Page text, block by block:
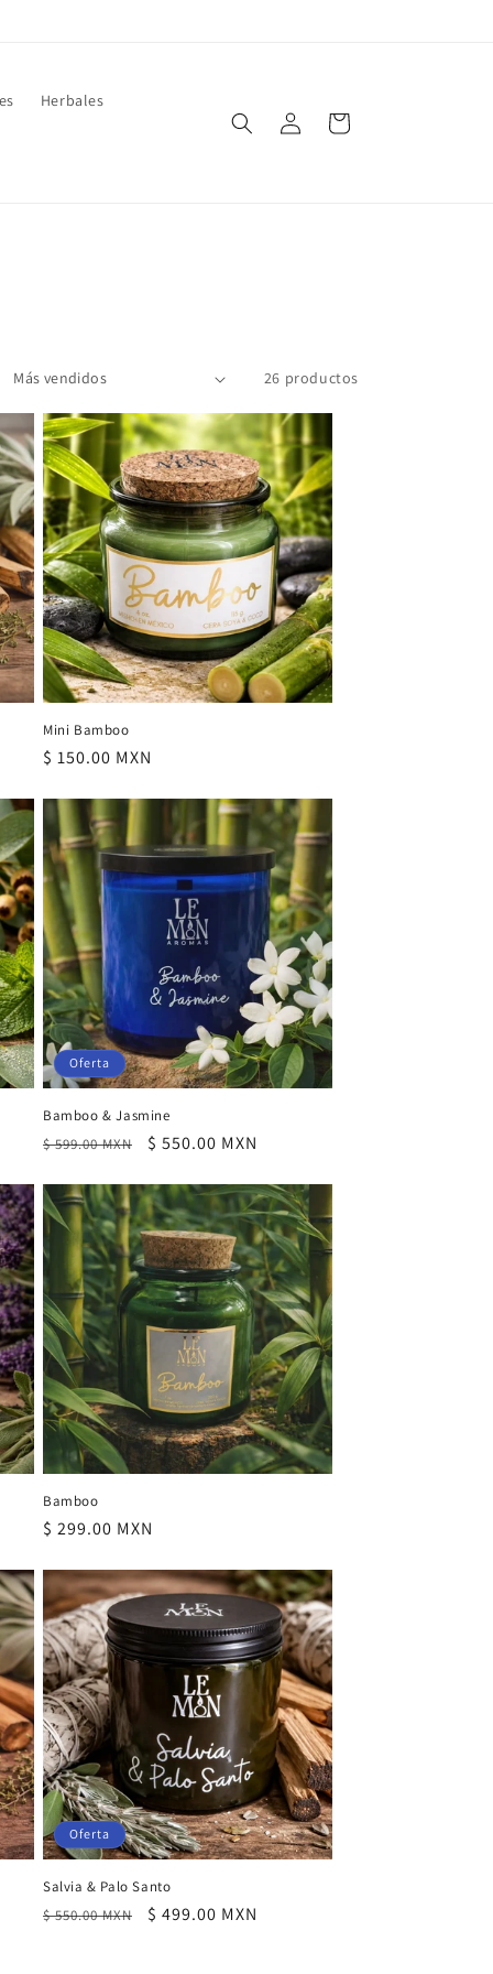
Herbales
sesión
Carrito
26 productos
Mini Bamboo
Precio
$ 150.00 MXN
Oferta
Bamboo & Jasmine
Precio
$ 599.00 MXN
Precio
oferta
$ 550.00 MXN
Bamboo
Precio
$ 299.00 MXN
Oferta
Salvia & Palo Santo
Precio
$ 550.00 MXN
Precio
$ 499.00 MXN